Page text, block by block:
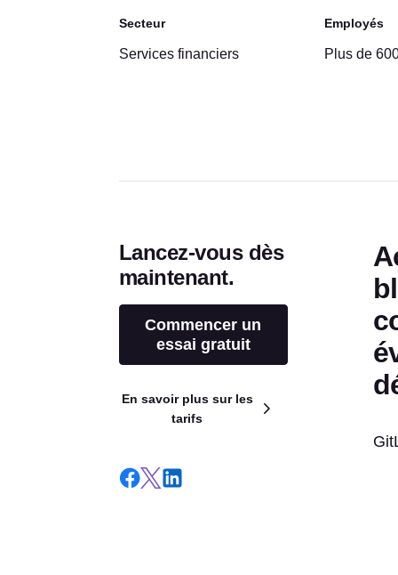
Secteur
Services financiers
Employés
Plus de
Lancez-vous dès
maintenant.
Commencer un
essai gratuit
En savoir plus sur les
tarifs